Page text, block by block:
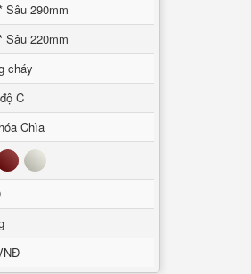
Sâu 290mm
Sâu 220mm
cháy
C
Chìa
Đỏ Trắng